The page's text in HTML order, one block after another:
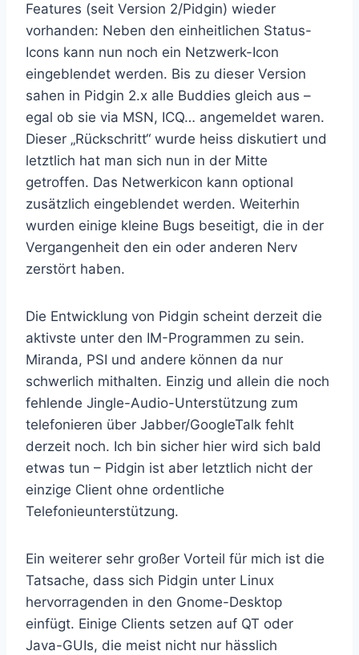
Features (seit Version 2/Pidgin) wieder
vorhanden: Neben den einheitlichen Status-
Icons kann nun noch ein Netzwerk-Icon
eingeblendet werden. Bis zu dieser Version
sahen in Pidgin 2.x alle Buddies gleich aus –
egal ob sie via MSN, ICQ… angemeldet waren.
Dieser „Rückschritt“ wurde heiss diskutiert und
letztlich hat man sich nun in der Mitte
getroffen. Das Netwerkicon kann optional
zusätzlich eingeblendet werden. Weiterhin
wurden einige kleine Bugs beseitigt, die in der
Vergangenheit den ein oder anderen Nerv
zerstört haben.
Die Entwicklung von Pidgin scheint derzeit die
aktivste unter den IM-Programmen zu sein.
Miranda, PSI und andere können da nur
schwerlich mithalten. Einzig und allein die noch
fehlende Jingle-Audio-Unterstützung zum
telefonieren über Jabber/GoogleTalk fehlt
derzeit noch. Ich bin sicher hier wird sich bald
etwas tun – Pidgin ist aber letztlich nicht der
einzige Client ohne ordentliche
Telefonieunterstützung.
Ein weiterer sehr großer Vorteil für mich ist die
Tatsache, dass sich Pidgin unter Linux
hervorragenden in den Gnome-Desktop
einfügt. Einige Clients setzen auf QT oder
Java-GUIs, die meist nicht nur hässlich